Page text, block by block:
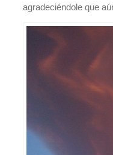
agradeciéndole que